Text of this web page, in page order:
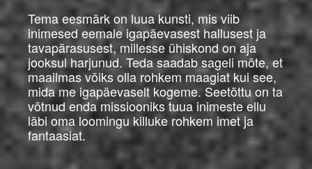
Tema eesmärk on luua kunsti, mis viib
inimesed eemale igapäevasest hallusest ja
tavapärasusest, millesse ühiskond on aja
jooksul harjunud. Teda saadab sageli mõte, et
maailmas võiks olla rohkem maagiat kui see,
mida me igapäevaselt kogeme. Seetõttu on ta
võtnud enda missiooniks tuua inimeste ellu
läbi oma loomingu killuke rohkem imet ja
fantaasiat.